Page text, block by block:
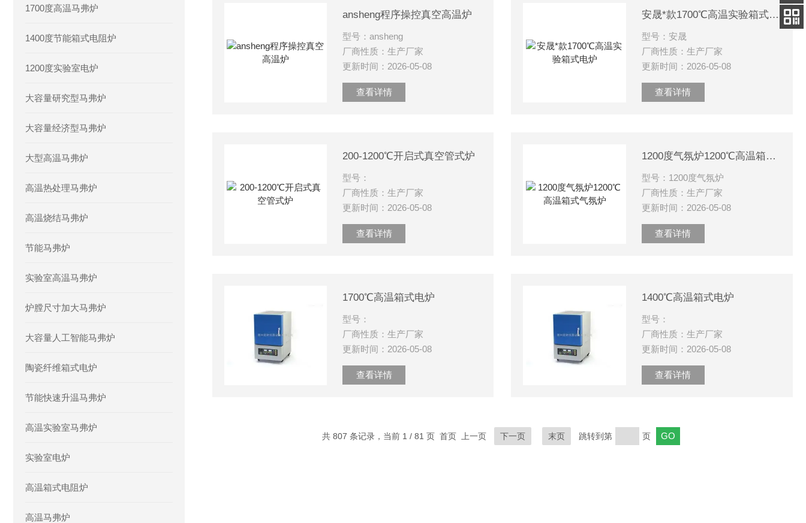
1700度高温马弗炉
1400度节能箱式电阻炉
1200度实验室电炉
大容量研究型马弗炉
大容量经济型马弗炉
大型高温马弗炉
高温热处理马弗炉
高温烧结马弗炉
节能马弗炉
实验室高温马弗炉
炉膛尺寸加大马弗炉
大容量人工智能马弗炉
陶瓷纤维箱式电炉
节能快速升温马弗炉
高温实验室马弗炉
实验室电炉
高温箱式电阻炉
高温马弗炉
ansheng程序操控真空高温炉
型号：ansheng
厂商性质：生产厂家
更新时间：2026-05-08
查看详情
安晟*款1700℃高温实验箱式电炉
型号：安晟
厂商性质：生产厂家
更新时间：2026-05-08
查看详情
200-1200℃开启式真空管式炉
型号：
厂商性质：生产厂家
更新时间：2026-05-08
查看详情
1200度气氛炉1200℃高温箱式气氛炉
型号：1200度气氛炉
厂商性质：生产厂家
更新时间：2026-05-08
查看详情
1700℃高温箱式电炉
型号：
厂商性质：生产厂家
更新时间：2026-05-08
查看详情
1400℃高温箱式电炉
型号：
厂商性质：生产厂家
更新时间：2026-05-08
查看详情
共 807 条记录，当前 1 / 81 页 首页 上一页 下一页 末页 跳转到第 页
客服
电话